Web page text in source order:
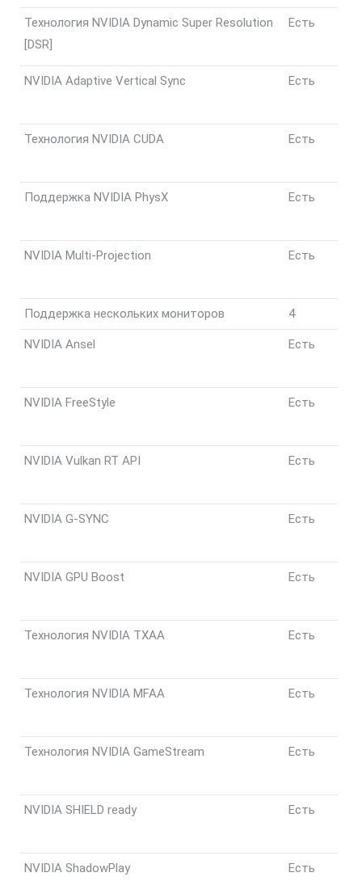
Технология NVIDIA Dynamic Super Resolution
[DSR]
Есть
NVIDIA Adaptive Vertical Sync Есть
Технология NVIDIA CUDA Есть
Поддержка NVIDIA PhysX Есть
NVIDIA Multi-Projection Есть
Поддержка нескольких мониторов 4
NVIDIA Ansel Есть
NVIDIA FreeStyle Есть
NVIDIA Vulkan RT API Есть
NVIDIA G-SYNC Есть
NVIDIA GPU Boost Есть
Технология NVIDIA TXAA Есть
Технология NVIDIA MFAA Есть
Технология NVIDIA GameStream Есть
NVIDIA SHIELD ready Есть
NVIDIA ShadowPlay Есть